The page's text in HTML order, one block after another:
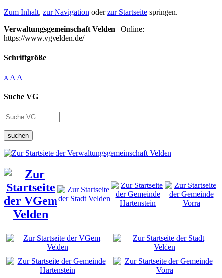
Zum Inhalt, zur Navigation oderzur Startseite springen.
Verwaltungsgemeinschaft Velden | Online:
https://www.vgvelden.de/
Schriftgröße
A A A
Suche VG
suchen